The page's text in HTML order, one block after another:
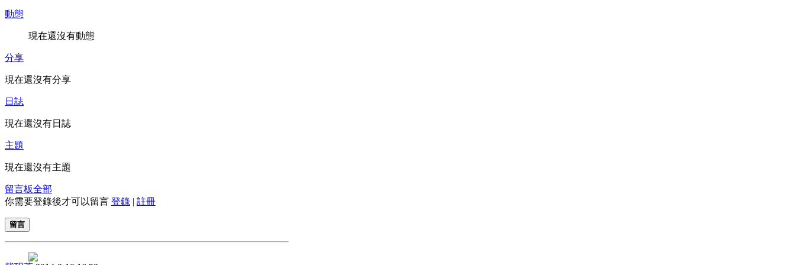
動態
現在還沒有動態
分享
現在還沒有分享
日誌
現在還沒有日誌
主題
現在還沒有主題
留言板全部
你需要登錄後才可以留言 登錄 | 註冊
留言